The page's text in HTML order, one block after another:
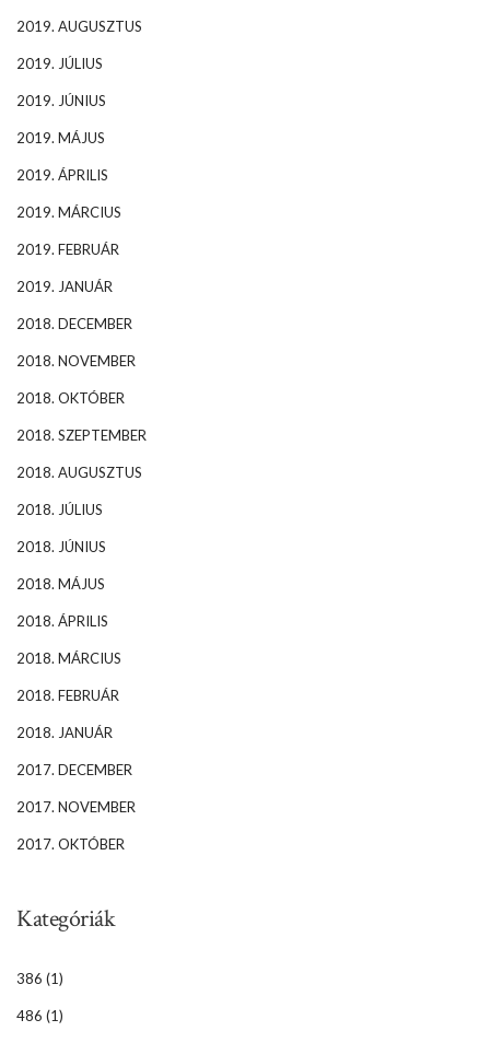
2019. AUGUSZTUS
2019. JÚLIUS
2019. JÚNIUS
2019. MÁJUS
2019. ÁPRILIS
2019. MÁRCIUS
2019. FEBRUÁR
2019. JANUÁR
2018. DECEMBER
2018. NOVEMBER
2018. OKTÓBER
2018. SZEPTEMBER
2018. AUGUSZTUS
2018. JÚLIUS
2018. JÚNIUS
2018. MÁJUS
2018. ÁPRILIS
2018. MÁRCIUS
2018. FEBRUÁR
2018. JANUÁR
2017. DECEMBER
2017. NOVEMBER
2017. OKTÓBER
Kategóriák
386 (1)
486 (1)